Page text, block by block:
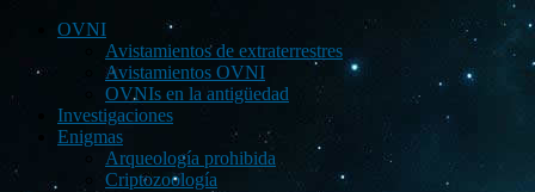
OVNI
Avistamientos de extraterrestres
Avistamientos OVNI
OVNIs en la antigüedad
Investigaciones
Enigmas
Arqueología prohibida
Criptozoología